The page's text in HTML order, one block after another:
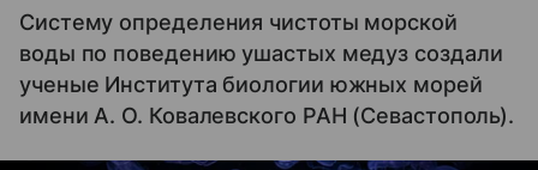
Систему определения чистоты морской
воды по поведению ушастых медуз создали
ученые Института биологии южных морей
имени А. О. Ковалевского РАН (Севастополь).